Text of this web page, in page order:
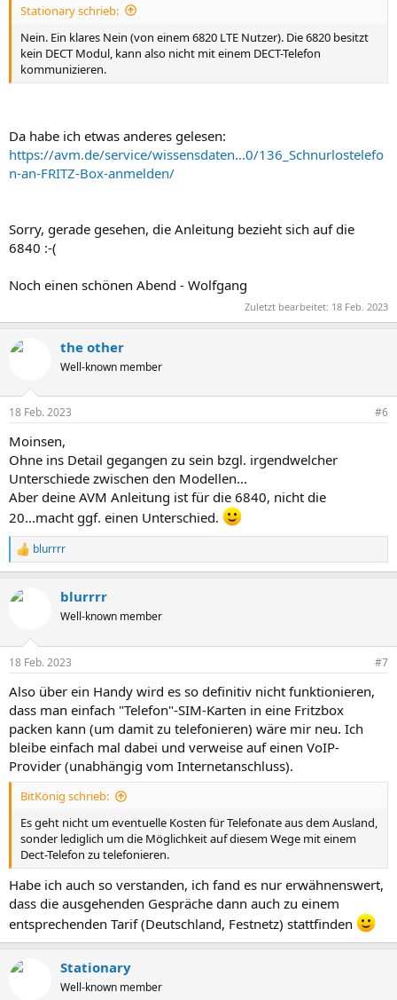
Stationary schrieb:
Nein. Ein klares Nein (von einem 6820 LTE Nutzer). Die 6820 besitzt
kein DECT Modul, kann also nicht mit einem DECT-Telefon
kommunizieren.
Da habe ich etwas anderes gelesen:
https://avm.de/service/wissensdaten...0/136_Schnurlostelefo
n-an-FRITZ-Box-anmelden/
Sorry, gerade gesehen, die Anleitung bezieht sich auf die
6840 :-(
Noch einen schönen Abend - Wolfgang
Zuletzt bearbeitet: 18 Feb. 2023
the other
Well-known member
18 Feb. 2023 #6
Moinsen,
Ohne ins Detail gegangen zu sein bzgl. irgendwelcher
Unterschiede zwischen den Modellen...
Aber deine AVM Anleitung ist für die 6840, nicht die
20...macht ggf. einen Unterschied.
R
e
k
e
:
blurrrr
blurrrr
Well-known member
18 Feb. 2023 #7
Also über ein Handy wird es so definitiv nicht funktionieren,
dass man einfach "Telefon"-SIM-Karten in eine Fritzbox
packen kann (um damit zu telefonieren) wäre mir neu. Ich
bleibe einfach mal dabei und verweise auf einen VoIP-
Provider (unabhängig vom Internetanschluss).
BitKönig schrieb:
Es geht nicht um eventuelle Kosten für Telefonate aus dem Ausland,
sonder lediglich um die Möglichkeit auf diesem Wege mit einem
Dect-Telefon zu telefonieren.
Habe ich auch so verstanden, ich fand es nur erwähnenswert,
dass die ausgehenden Gespräche dann auch zu einem
entsprechenden Tarif (Deutschland, Festnetz) stattfinden
Stationary
Well-known member